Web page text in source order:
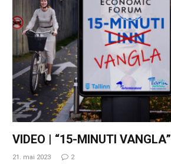
VIDEO | “15-MINUTI VANGLA”
21. mai 2023 2